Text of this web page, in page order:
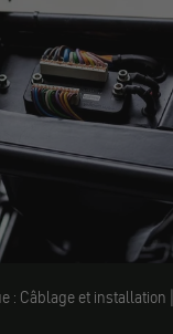
: Câblage et installation |